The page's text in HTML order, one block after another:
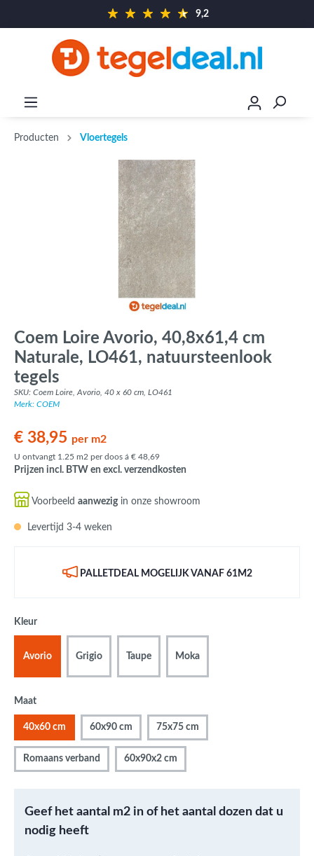
9,2
Producten Vloertegels
Coem Loire Avorio, 40,8x61,4 cm
Naturale, LO461, natuursteenlook
tegels
SKU: Coem Loire, Avorio, 40 x 60 cm, LO461
Merk: COEM
€ 38,95 per m2
U ontvangt 1.25 m2 per doos á € 48,69
Prijzen incl. BTW en excl. verzendkosten
Voorbeeld aanwezigin onze showroom
Levertijd 3-4 weken
PALLETDEAL MOGELIJK VANAF 61M2
Kleur
Avorio Grigio Taupe Moka
Maat
40x60 cm 60x90 cm 75x75 cm
Romaans verband 60x90x2 cm
Geef het aantal m2 in of het aantal dozen dat u
nodig heeft